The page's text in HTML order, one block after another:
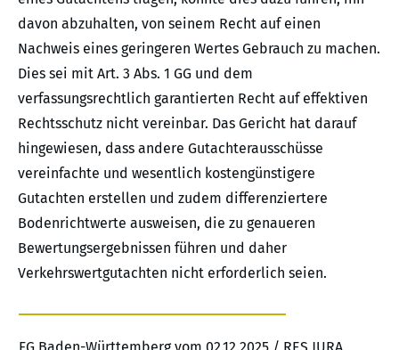
davon abzuhalten, von seinem Recht auf einen
Nachweis eines geringeren Wertes Gebrauch zu machen.
Dies sei mit Art. 3 Abs. 1 GG und dem
verfassungsrechtlich garantierten Recht auf effektiven
Rechtsschutz nicht vereinbar. Das Gericht hat darauf
hingewiesen, dass andere Gutachterausschüsse
vereinfachte und wesentlich kostengünstigere
Gutachten erstellen und zudem differenziertere
Bodenrichtwerte ausweisen, die zu genaueren
Bewertungsergebnissen führen und daher
Verkehrswertgutachten nicht erforderlich seien.